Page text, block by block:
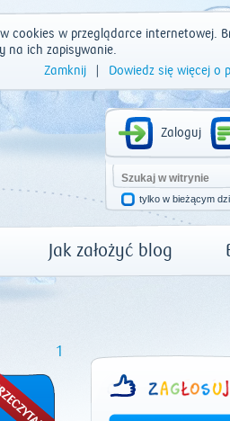
cookies w przeglądarce internetowej.
na ich zapisywanie.
Zamknij
Dowiedz się więcej o
Zaloguj
tylko w bieżącym
Jak założyć blog
1